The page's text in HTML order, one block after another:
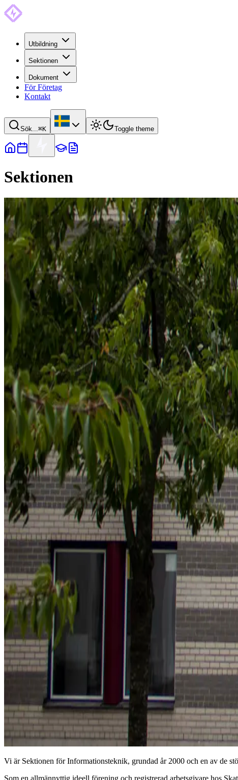
Utbildning
Sektionen
Dokument
För Företag
Kontakt
Sök...⌘K Toggle theme
Sektionen
Vi är Sektionen för Informationsteknik, grundad år 2000 och en av de
Som en allmännyttig ideell förening och registrerad arbetsgivare hos